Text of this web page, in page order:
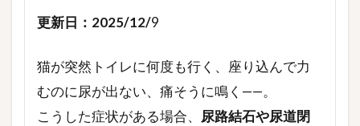
更新日：2025/12/9
猫が突然トイレに何度も行く、座り込んで力
むのに尿が出ない、痛そうに鳴く——。
こうした症状がある場合、 尿路結石や尿道閉